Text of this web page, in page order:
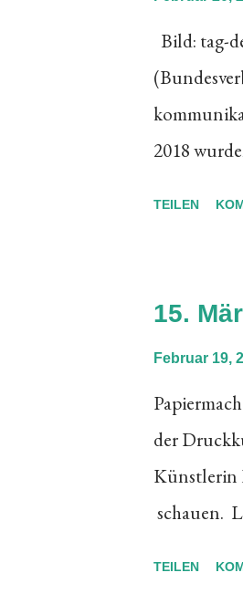
typoinfo.ch
Bild: tag-
2018
praxisnah
Aktionen
TEILEN
15.
Februar 19,
der
Künstlerin
schauen.
TEILEN